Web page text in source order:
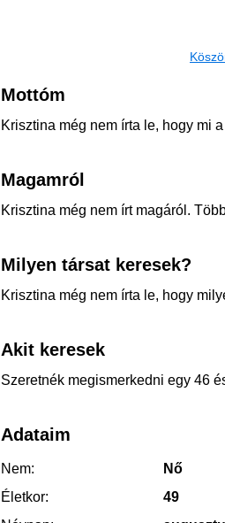
Mottóm
Krisztina még nem írta le, hogy mi
Magamról
Krisztina még nem írt magáról.
Milyen társat keresek?
Krisztina még nem írta le, hogy
Akit keresek
Szeretnék megismerkedni egy 46
Adataim
Nem:
Nő
Életkor:
49